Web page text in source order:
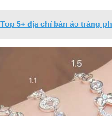
Top 5+ địa chỉ bán áo tràng